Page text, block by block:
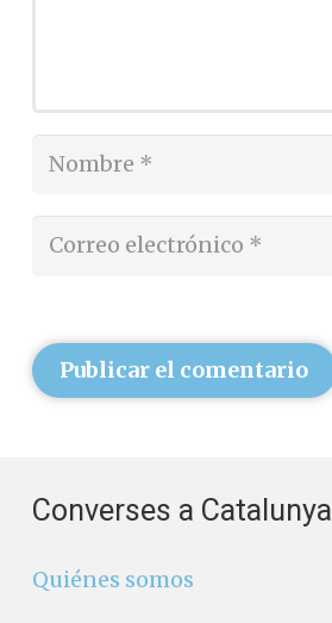
Publicar el comentario
Converses a Catalunya
Quiénes somos